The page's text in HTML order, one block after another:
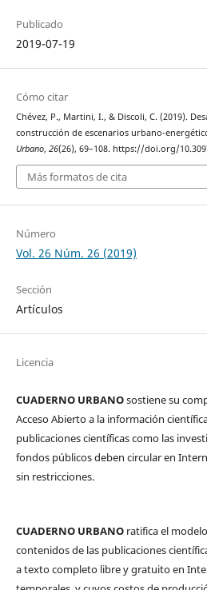
Publicado
2019-07-19
Cómo citar
Chévez, P., Martini, I., & Discoli, C. (2019).
construcción de escenarios urbano-
Urbano, 26(26), 69–108. https://doi.org/
Más formatos de cita
Número
Vol. 26 Núm. 26 (2019)
Sección
Artículos
Licencia
CUADERNO URBANOsostiene su
Acceso Abierto a la información
publicaciones científicas como las
fondos públicos deben circular en
sin restricciones.
CUADERNO URBANOratifica el
contenidos de las publicaciones
a texto completo libre y gratuito en